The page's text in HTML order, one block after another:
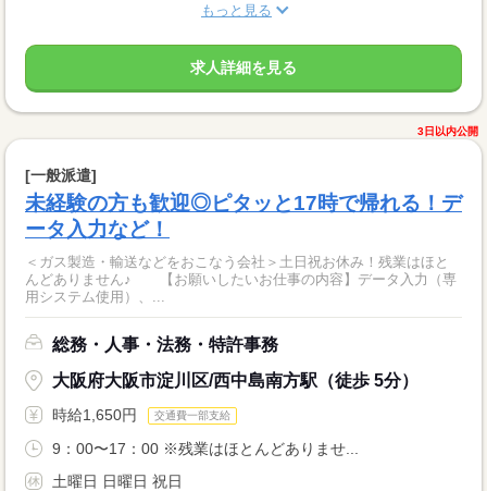
もっと見る
求人詳細を見る
3日以内公開
[一般派遣]
未経験の方も歓迎◎ピタッと17時で帰れる！デ
ータ入力など！
＜ガス製造・輸送などをおこなう会社＞土日祝お休み！残業はほと
んどありません♪ 【お願いしたいお仕事の内容】データ入力（専
用システム使用）、...
総務・人事・法務・特許事務
大阪府大阪市淀川区/西中島南方駅（徒歩 5分）
時給1,650円 交通費一部支給
9：00〜17：00 ※残業はほとんどありませ...
土曜日 日曜日 祝日